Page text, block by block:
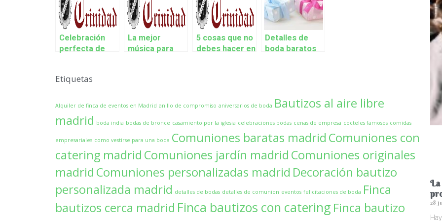
Celebración
perfecta de
conseguirla?
La mejor
música para
5 cosas que no
debes hacer en
Detalles de
boda baratos
Etiquetas
Alquiler de finca de eventos en Madrid anillo de compromiso aniversarios de boda Bautizos al aire libre
madrid boda india bodas de bronce casamiento por la iglesia celebraciones bodas cenas de empresa cocteles famosos comidas
empresariales como vestirse para una boda Comuniones baratas madrid Comuniones con
catering madrid Comuniones jardín madrid Comuniones originales
madrid Comuniones personalizadas madrid Decoración bautizo
personalizada madrid detalles de bodas detalles de comunion eventos felicitaciones de boda Finca
bautizos cerca madrid Finca bautizos con catering Finca bautizo
La
28